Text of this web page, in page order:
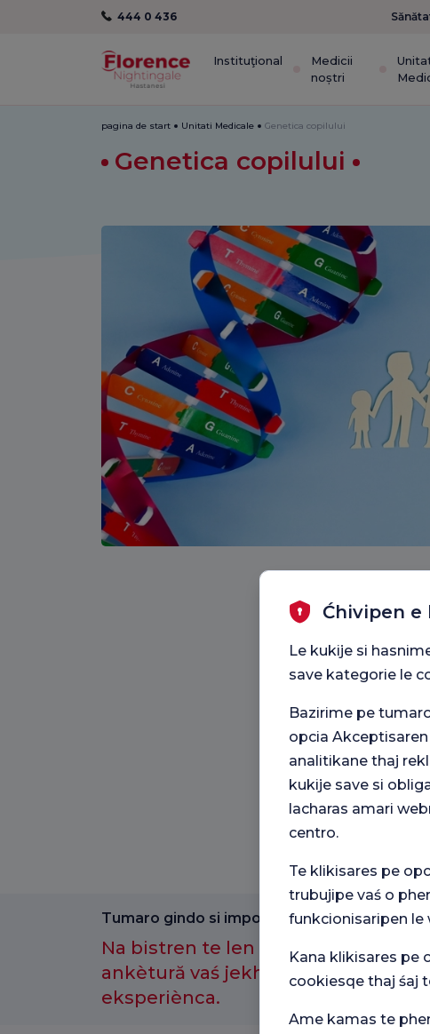
444 0 436
Instituţional
Medicii
noștri
pagina de start Unitati Medicale Genetica copilului
Genetica copilului
Tumaro gindo si importantno amenge.
Na bistren te len kotor anθ-e amare
ankètură vaś jekh maj laćhi
eksperiènca.
Ćhivipen e
Le kukije si
save kategorie le
Bazirime pe
opcia
analitikane thaj
kukije save si
lacharas amari
centro.
Te klikisares pe
trubujipe vaś o
funkcionisaripen le
Kana klikisares pe
cookiesqe thaj śaj
Ame kamas te